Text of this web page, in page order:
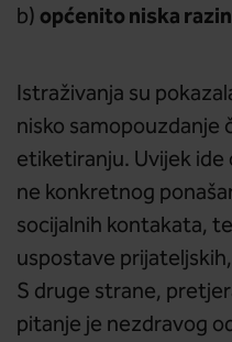
b) općenito niska
Istraživanja su
nisko samopouzdanje
etiketiranju. Uvijek ide
ne konkretnog
socijalnih kontakata,
uspostave
S druge strane,
pitanje je nezdravog